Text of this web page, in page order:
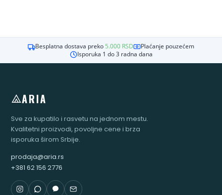
Besplatna dostava preko 5.000 RSD
Plaćanje pouzećem
Isporuka 1 do 3 radna dana
ARIA
Sve za kupatilo i rasvetu na jednom mestu.
Kvalitetni proizvodi, povoljne cene i brza
isporuka širom Srbije.
prodaja@aria.rs
+381 62 156 2776